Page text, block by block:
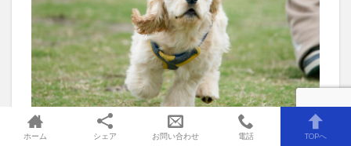
ホーム シェア お問い合わせ 電話 TOPへ